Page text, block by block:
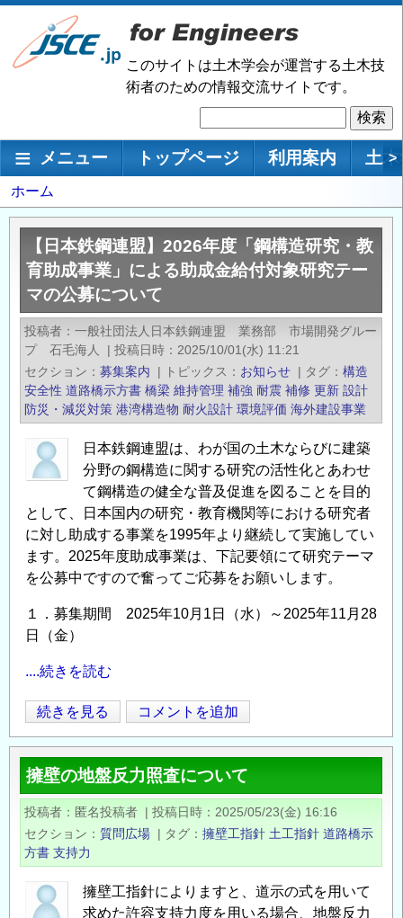
メ
ン
移
このサイトは土木学会が運営する土木技
術者のための情報交流サイトです。
索
メインナビゲーション
メニュー トップページ 利用案内 土 >
パ
ン
ず
ホーム
【日本鉄鋼連盟】2026年度「鋼構造研究・教
育助成事業」による助成金給付対象研究テー
マの公募について
投稿者
一般社団法人日本鉄鋼連盟 業務部 市場開発グルー
プ 石毛海人
| 投稿日時
2025/10/01(水) 11:21
セクション
募集案内 | トピックス お知らせ | タグ
構造
安全性 道路橋示方書 橋梁 維持管理 補強 耐震 補修 更新 設計
防災・減災対策 港湾構造物 耐火設計 環境評価 海外建設事業
日本鉄鋼連盟は、わが国の土木ならびに建築
分野の鋼構造に関する研究の活性化とあわせ
て鋼構造の健全な普及促進を図ることを目的
として、日本国内の研究・教育機関等における研究者
に対し助成する事業を1995年より継続して実施してい
ます。2025年度助成事業は、下記要領にて研究テーマ
を公募中ですので奮ってご応募をお願いします。
１．募集期間 2025年10月1日（水）～2025年11月28
日（金）
....続きを読む
【日
本
鉄
鋼
連
2026
年
度
「鋼
続きを見る コメントを追加
擁壁の地盤反力照査について
投稿者 匿名投稿者 | 投稿日時
2025/05/23(金) 16:16
セクション
質問広場 | タグ 擁壁工指針 土工指針 道路橋示
方書 支持力
擁壁工指針によりますと、道示の式を用いて
求めた許容支持力度を用いる場合、地盤反力